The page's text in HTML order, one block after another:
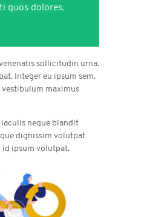
quos dolores.
sollicitudin urna.
Integer eu ipsum sem.
maximus
neque blandit
dignissim volutpat
ipsum volutpat.